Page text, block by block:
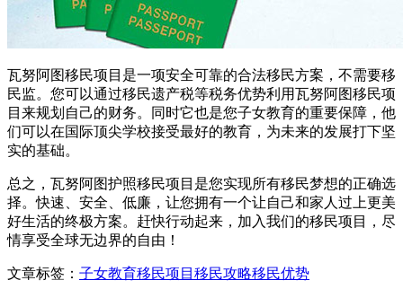
瓦努阿图移民项目是一项安全可靠的合法移民方案，不需要移
民监。您可以通过移民遗产税等税务优势利用瓦努阿图移民项
目来规划自己的财务。同时它也是您子女教育的重要保障，他
们可以在国际顶尖学校接受最好的教育，为未来的发展打下坚
实的基础。
总之，瓦努阿图护照移民项目是您实现所有移民梦想的正确选
择。快速、安全、低廉，让您拥有一个让自己和家人过上更美
好生活的终极方案。赶快行动起来，加入我们的移民项目，尽
情享受全球无边界的自由！
文章标签： 子女教育移民项目 移民攻略移民优势